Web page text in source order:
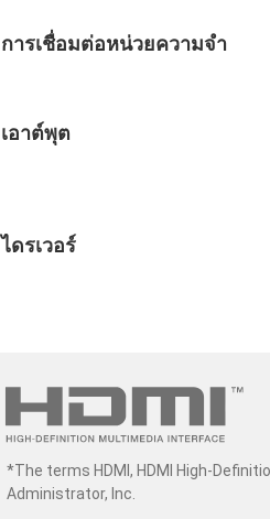
การเชื่อมต่อหน่วยความจำ
เอาต์พุต
ไดรเวอร์
*The terms HDMI, HDMI High-
Administrator, Inc.